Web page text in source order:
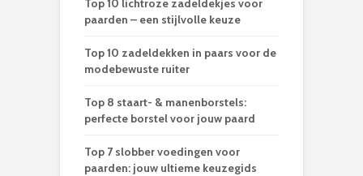
Top 10 lichtroze zadeldekjes voor
paarden – een stijlvolle keuze
Top 10 zadeldekken in paars voor de
modebewuste ruiter
Top 8 staart- & manenborstels:
perfecte borstel voor jouw paard
Top 7 slobber voedingen voor
paarden: jouw ultieme keuzegids